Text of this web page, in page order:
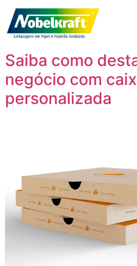
Saiba como
negócio com
personalizada